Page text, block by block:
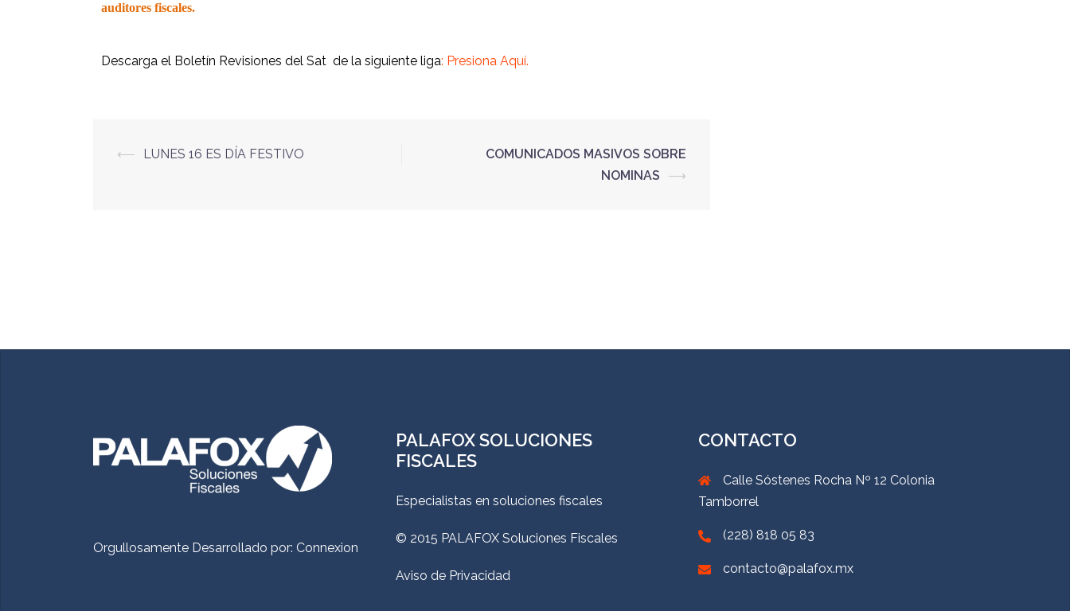
auditores fiscales.
Descarga el Boletín Revisiones del Sat de la siguiente liga: Presiona Aquí.
⟵ LUNES 16 ES DÍA FESTIVO
COMUNICADOS MASIVOS SOBRE
NOMINAS
⟶
Orgullosamente Desarrollado por: Connexion
PALAFOX SOLUCIONES
FISCALES
Especialistas en soluciones fiscales
© 2015 PALAFOX Soluciones Fiscales
Aviso de Privacidad
CONTACTO
Calle Sóstenes Rocha Nº 12 Colonia
Tamborrel
(228) 818 05 83
contacto@palafox.mx